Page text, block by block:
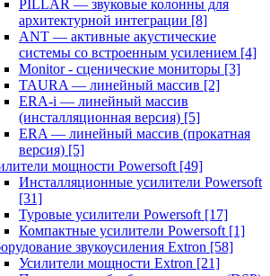
PILLAR — звуковые колонны для
архитектурной интеграции [8]
ANT — активные акустические
системы со встроенным усилением [4]
Monitor - сценические мониторы [3]
TAURA — линейный массив [2]
ERA-i — линейный массив
(инсталляционная версия) [5]
ERA — линейный массив (прокатная
версия) [5]
мощности Powersoft [49]
Инсталляционные усилители Powersoft
[31]
Туровые усилители Powersoft [17]
Компактные усилители Powersoft [1]
звукоусиления Extron [58]
Усилители мощности Extron [21]